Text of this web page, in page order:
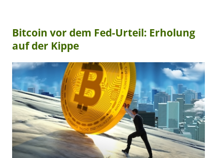
Bitcoin vor dem Fed-Urteil: Erholung
auf der Kippe